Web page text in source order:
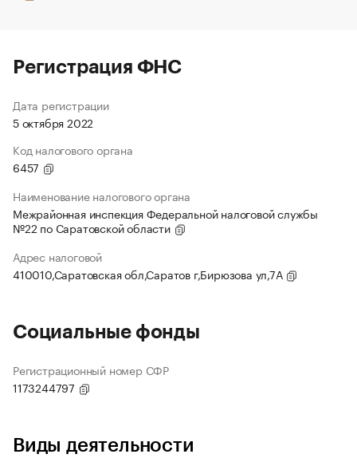
Регистрация ФНС
Дата регистрации
5 октября 2022
Код налогового органа
6457
Наименование налогового органа
Межрайонная инспекция Федеральной налоговой службы
№22 по Саратовской области
Адрес налоговой
410010,Саратовская обл,Саратов г,Бирюзова ул,7А
Социальные фонды
Регистрационный номер СФР
1173244797
Виды деятельности